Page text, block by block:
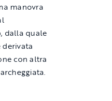
manovra
dalla quale
derivata
con altra